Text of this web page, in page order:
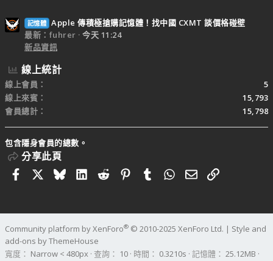
記憶體 Apple 傳積極搶購記憶體！找中國 CXMT 談價格碰壁
最新：fuhrer
今天 11:24
新品資訊
線上統計
線上會員
5
線上來賓
15,793
會員總計
15,798
包含隱身會員的總數。
分享此頁
FacebookBlueskyLinkedIn
RedditPinterestTumblrWhatsApp
電子郵件
連結
Community platform by XenForo® © 2010-2025 XenForo Ltd. | Style and
add-ons by ThemeHouse
寬度
查詢 10 時間 0.3210s 記憶體 25.12MB